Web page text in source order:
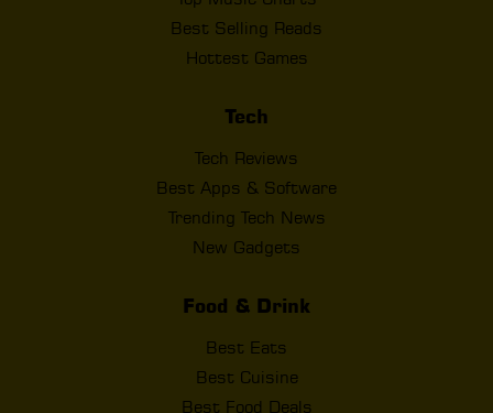
Best Selling Reads
Hottest Games
Tech
Tech Reviews
Best Apps & Software
Trending Tech News
New Gadgets
Food & Drink
Best Eats
Best Cuisine
Best Food Deals